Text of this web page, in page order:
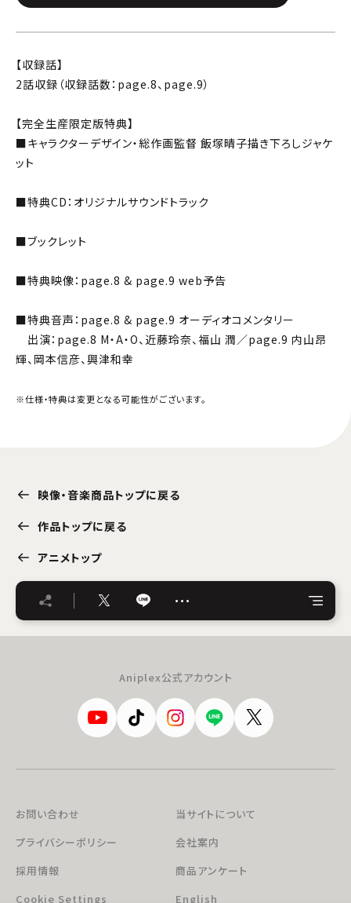
【収録話】
2話収録（収録話数：page.8、page.9）
【完全生産限定版特典】
■キャラクターデザイン・総作画監督 飯塚晴子描き下ろしジャケ
ット
■特典CD：オリジナルサウンドトラック
■ブックレット
■特典映像：page.8 & page.9 web予告
■特典音声：page.8 & page.9 オーディオコメンタリー
出演：page.8 M・A・O、近藤玲奈、福山 潤／page.9 内山昂
輝、岡本信彦、興津和幸
※仕様・特典は変更となる可能性がございます。
映像・音楽商品トップに戻る
作品トップに戻る
アニメトップ
…
Aniplex公式アカウント
お問い合わせ
当サイトについて
プライバシーポリシー
会社案内
採用情報
商品アンケート
Cookie Settings
English